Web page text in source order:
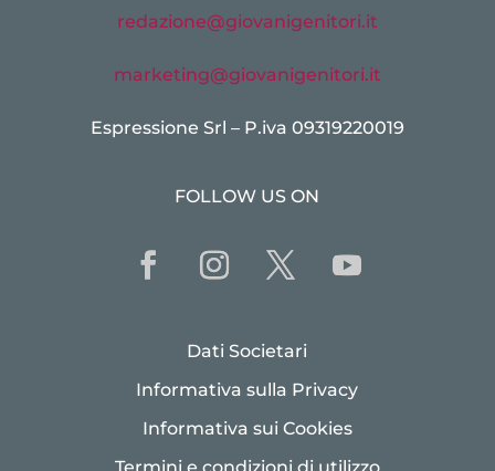
redazione@giovanigenitori.it
marketing@giovanigenitori.it
Espressione Srl – P.iva 09319220019
FOLLOW US ON
Dati Societari
Informativa sulla Privacy
Informativa sui Cookies
Termini e condizioni di utilizzo